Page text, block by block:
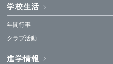
学校生活
年間行事
クラブ活動
進学情報